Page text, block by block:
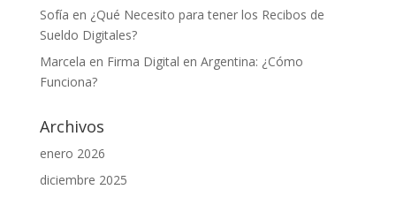
Sofía en ¿Qué Necesito para tener los Recibos de
Sueldo Digitales?
Marcela en Firma Digital en Argentina: ¿Cómo
Funciona?
Archivos
enero 2026
diciembre 2025